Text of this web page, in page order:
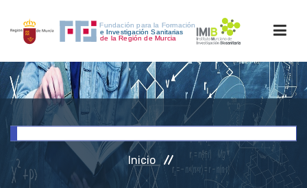
INICIO
INVESTIGACIÓN
Inicio